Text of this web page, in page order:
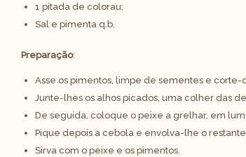
1 pitada de colorau;
Sal e pimenta q.b.
Preparação:
Asse os pimentos, limpe de sementes e corte-
Junte-lhes os alhos picados, uma colher das
De seguida, coloque o peixe a grelhar, em
Pique depois a cebola e envolva-lhe o
Sirva com o peixe e os pimentos.